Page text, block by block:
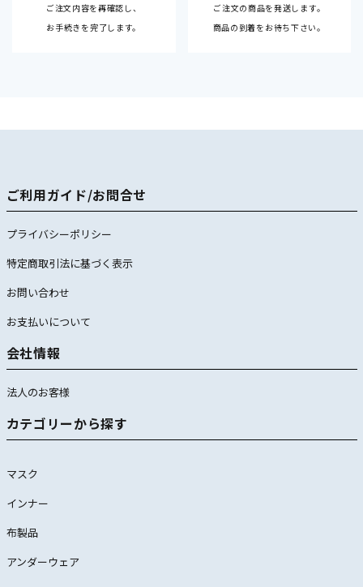
ご注文内容を再確認し、
お手続きを完了します。
ご注文の商品を発送します。
商品の到着をお待ち下さい。
ご利用ガイド/お問合せ
プライバシーポリシー
特定商取引法に基づく表示
お問い合わせ
お支払いについて
会社情報
法人のお客様
カテゴリーから探す
マスク
インナー
布製品
アンダーウェア